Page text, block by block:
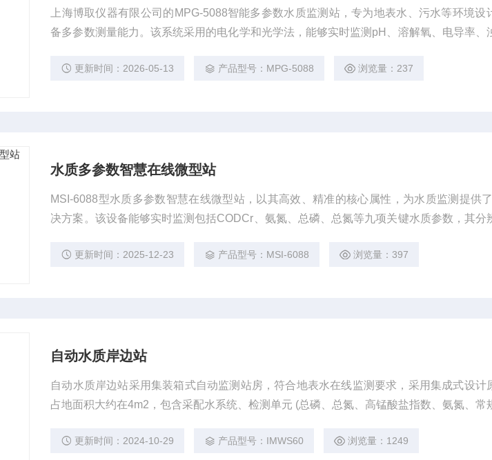
上海博取仪器有限公司的MPG-5088智能多参数水质监测站，专为地表水、污水等环境设
备多参数测量能力。该系统采用的电化学和光学法，能够实时监测pH、溶解氧、电导率、
L或±1%。在实际应用中，无论是城市供水还是工业废水处理，MPG-5088都能提供准确可
更新时间：2026-05-13 产品型号：MPG-5088 浏览量：237
水质多参数智慧在线微型站
MSI-6088型水质多参数智慧在线微型站，以其高效、精准的核心属性，为水质监测提供
决方案。该设备能够实时监测包括CODCr、氨氮、总磷、总氮等九项关键水质参数，其分
等环境，MSI-6088通过集成设计模块化，不仅实现了灵活扩展，还支持远程数据采集与超
更新时间：2025-12-23 产品型号：MSI-6088 浏览量：397
自动水质岸边站
自动水质岸边站采用集装箱式自动监测站房，符合地表水在线监测要求，采用集成式设计
占地面积大约在4m2，包含采配水系统、检测单元 (总磷、总氮、高锰酸盐指数、氨氮、常
与反冲洗功能，故障率低、易维护。
更新时间：2024-10-29 产品型号：IMWS60 浏览量：1249